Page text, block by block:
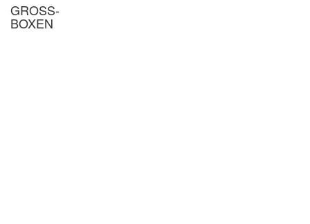
GROSS-
BOXEN